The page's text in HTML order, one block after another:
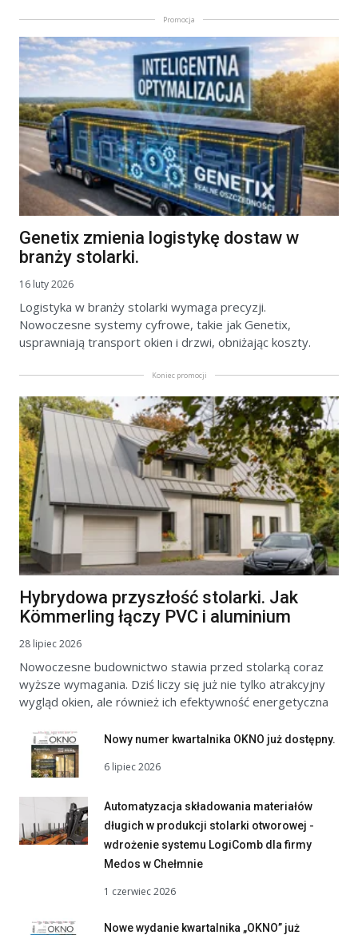
Promocja
Genetix zmienia logistykę dostaw w
branży stolarki.
16 luty 2026
Logistyka w branży stolarki wymaga precyzji.
Nowoczesne systemy cyfrowe, takie jak Genetix,
usprawniają transport okien i drzwi, obniżając koszty.
Koniec promocji
Hybrydowa przyszłość stolarki. Jak
Kömmerling łączy PVC i aluminium
28 lipiec 2026
Nowoczesne budownictwo stawia przed stolarką coraz
wyższe wymagania. Dziś liczy się już nie tylko atrakcyjny
wygląd okien, ale również ich efektywność energetyczna
Nowy numer kwartalnika OKNO już dostępny.
6 lipiec 2026
Automatyzacja składowania materiałów
długich w produkcji stolarki otworowej -
wdrożenie systemu LogiComb dla firmy
Medos w Chełmnie
1 czerwiec 2026
Nowe wydanie kwartalnika „OKNO” już